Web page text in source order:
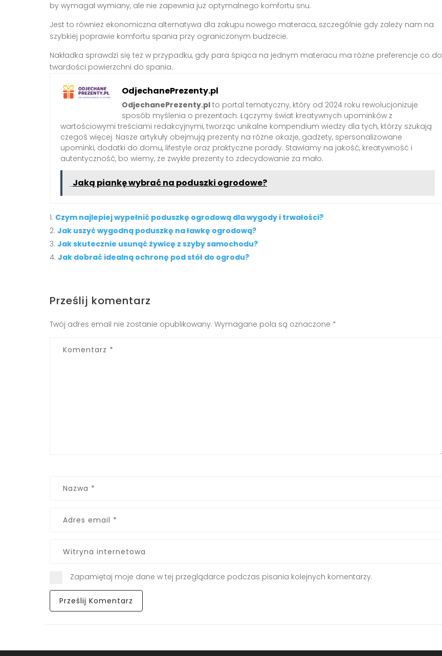
by wymagał wymiany, ale nie zapewnia już optymalnego komfortu snu.
Jest to również ekonomiczna alternatywa dla zakupu nowego materaca, szczególnie gdy zależy nam na
szybkiej poprawie komfortu spania przy ograniczonym budżecie.
Nakładka sprawdzi się też w przypadku, gdy para śpiąca na jednym materacu ma różne preferencje co do
twardości powierzchni do spania.
OdjechanePrezenty.pl
OdjechanePrezenty.pl to portal tematyczny, który od 2024 roku rewolucjonizuje
sposób myślenia o prezentach. Łączymy świat kreatywnych upominków z
wartościowymi treściami redakcyjnymi, tworząc unikalne kompendium wiedzy dla tych, którzy szukają
czegoś więcej. Nasze artykuły obejmują prezenty na różne okazje, gadżety, spersonalizowane
upominki, dodatki do domu, lifestyle oraz praktyczne porady. Stawiamy na jakość, kreatywność i
autentyczność, bo wiemy, że zwykłe prezenty to zdecydowanie za mało.
Jaką piankę wybrać na poduszki ogrodowe?
Czym najlepiej wypełnić poduszkę ogrodową dla wygody i trwałości?
Jak uszyć wygodną poduszkę na ławkę ogrodową?
Jak skutecznie usunąć żywicę z szyby samochodu?
Jak dobrać idealną ochronę pod stół do ogrodu?
Prześlij komentarz
Twój adres email nie zostanie opublikowany. Wymagane pola są oznaczone *
Zapamiętaj moje dane w tej przeglądarce podczas pisania kolejnych komentarzy.